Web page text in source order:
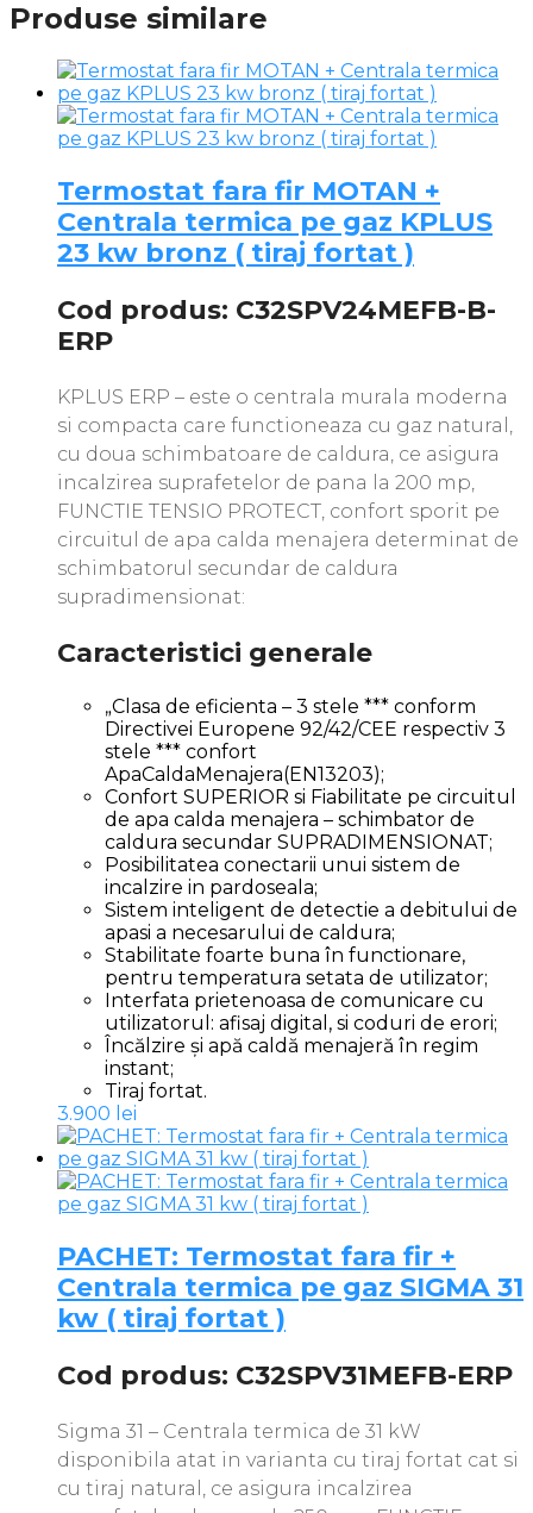
Produse similare
Termostat fara fir MOTAN +
Centrala termica pe gaz KPLUS
23 kw bronz ( tiraj fortat )
Cod produs: C32SPV24MEFB-B-
ERP
KPLUS ERP – este o centrala murala moderna
si compacta care functioneaza cu gaz natural,
cu doua schimbatoare de caldura, ce asigura
incalzirea suprafetelor de pana la 200 mp,
FUNCTIE TENSIO PROTECT, confort sporit pe
circuitul de apa calda menajera determinat de
schimbatorul secundar de caldura
supradimensionat:
Caracteristici generale
„Clasa de eficienta – 3 stele *** conform
Directivei Europene 92/42/CEE respectiv 3
stele *** confort
ApaCaldaMenajera(EN13203);
Confort SUPERIOR si Fiabilitate pe circuitul
de apa calda menajera – schimbator de
caldura secundar SUPRADIMENSIONAT;
Posibilitatea conectarii unui sistem de
incalzire in pardoseala;
Sistem inteligent de detectie a debitului de
apasi a necesarului de caldura;
Stabilitate foarte buna în functionare,
pentru temperatura setata de utilizator;
Interfata prietenoasa de comunicare cu
utilizatorul: afisaj digital, si coduri de erori;
Încălzire și apă caldă menajeră în regim
instant;
Tiraj fortat.
3.900 lei
PACHET: Termostat fara fir +
Centrala termica pe gaz SIGMA 31
kw ( tiraj fortat )
Cod produs: C32SPV31MEFB-ERP
Sigma 31 – Centrala termica de 31 kW
disponibila atat in varianta cu tiraj fortat cat si
cu tiraj natural, ce asigura incalzirea